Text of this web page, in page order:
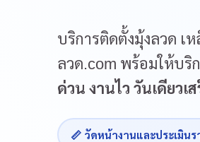
บริการติดตั้งมุ้งลวด เ
ลวด.com พร้อมให้บ
ด่วน งานไว วันเดียว
📏 วัดหน้างานและประเมินร